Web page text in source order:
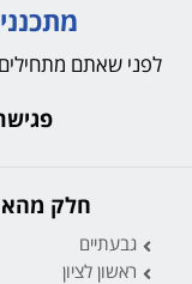
לפני שאתם
חלק
גבעתיים
ראשון לציון